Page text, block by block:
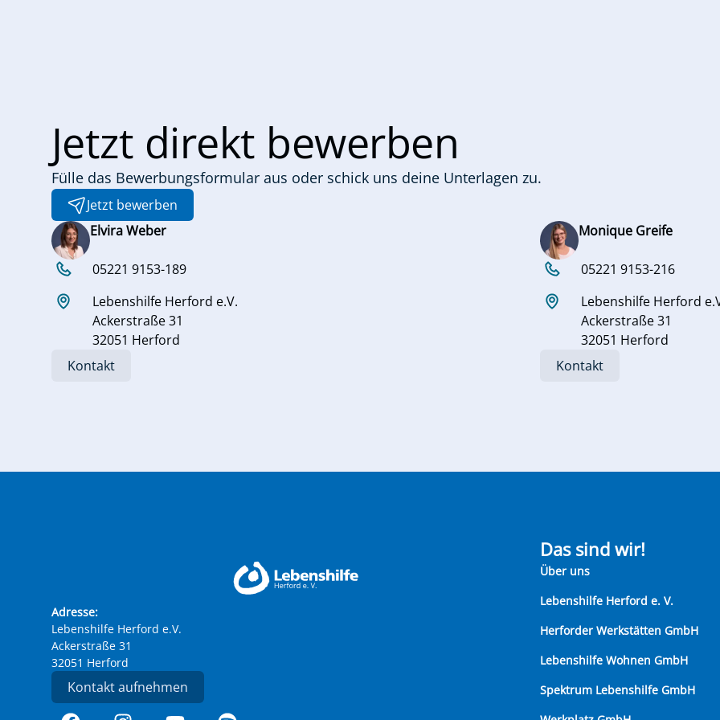
Jetzt direkt bewerben
Fülle das Bewerbungsformular aus oder schick uns deine Unterlagen zu.
Jetzt bewerben
Elvira Weber
05221 9153-189
Lebenshilfe Herford e.V.
Ackerstraße 31
32051 Herford
Kontakt
Monique Greife
05221 9153-216
Lebenshilfe Herford
Ackerstraße 31
32051 Herford
Kontakt
Adresse:
Lebenshilfe Herford e.V.
Ackerstraße 31
32051 Herford
Kontakt aufnehmen
Das sind wir!
Über uns
Lebenshilfe Herford e. V.
Herforder Werkstätten GmbH
Lebenshilfe Wohnen GmbH
Spektrum Lebenshilfe GmbH